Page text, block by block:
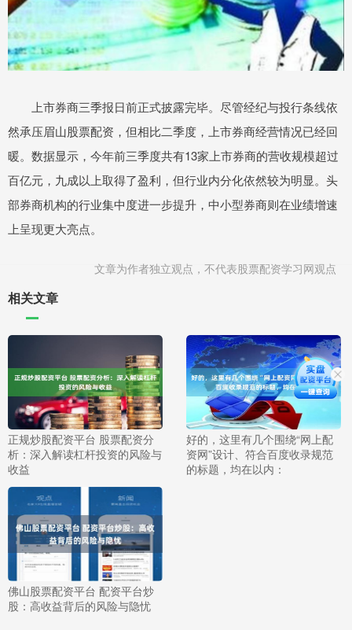
上市券商三季报日前正式披露完毕。尽管经纪与投行条线依
然承压眉山股票配资，但相比二季度，上市券商经营情况已经回
暖。数据显示，今年前三季度共有13家上市券商的营收规模超过
百亿元，九成以上取得了盈利，但行业内分化依然较为明显。头
部券商机构的行业集中度进一步提升，中小型券商则在业绩增速
上呈现更大亮点。
文章为作者独立观点，不代表股票配资学习网观点
相关文章
正规炒股配资平台 股票配资分
析：深入解读杠杆投资的风险与
收益
好的，这里有几个围绕“网上配
资网”设计、符合百度收录规范
的标题，均在以内：
佛山股票配资平台 配资平台炒
股：高收益背后的风险与隐忧